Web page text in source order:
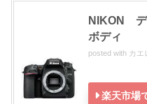
NIKON
ボディ
posted with カエ
楽天市場